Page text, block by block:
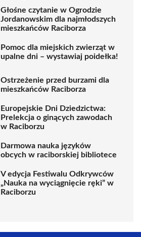
Głośne czytanie w Ogrodzie
Jordanowskim dla najmłodszych
mieszkańców Raciborza
Pomoc dla miejskich zwierząt w
upalne dni – wystawiaj poidełka!
Ostrzeżenie przed burzami dla
mieszkańców Raciborza
Europejskie Dni Dziedzictwa:
Prelekcja o ginących zawodach
w Raciborzu
Darmowa nauka języków
obcych w raciborskiej bibliotece
V edycja Festiwalu Odkrywców
„Nauka na wyciągnięcie ręki” w
Raciborzu